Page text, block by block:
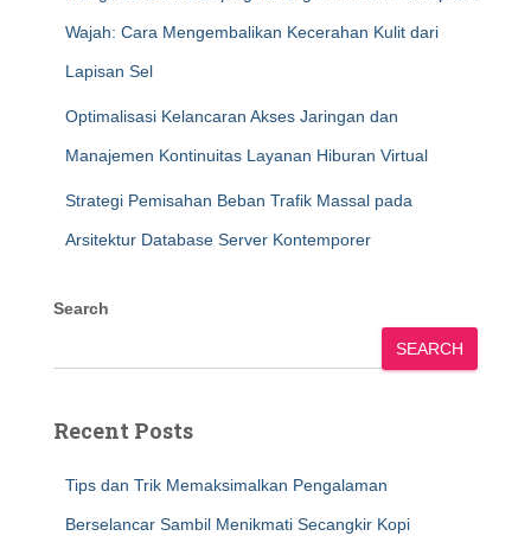
Wajah: Cara Mengembalikan Kecerahan Kulit dari
Lapisan Sel
Optimalisasi Kelancaran Akses Jaringan dan
Manajemen Kontinuitas Layanan Hiburan Virtual
Strategi Pemisahan Beban Trafik Massal pada
Arsitektur Database Server Kontemporer
Search
SEARCH
Recent Posts
Tips dan Trik Memaksimalkan Pengalaman
Berselancar Sambil Menikmati Secangkir Kopi